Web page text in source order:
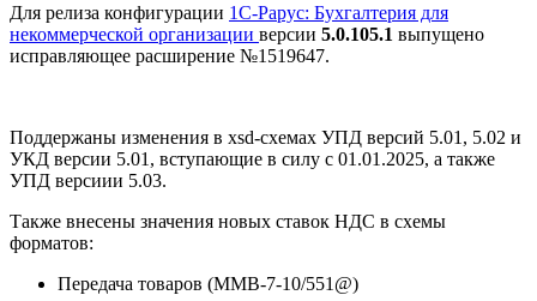
Для релиза конфигурации 1С-Рарус: Бухгалтерия для
некоммерческой организации версии 5.0.105.1 выпущено
исправляющее расширение №1519647.
Поддержаны изменения в xsd-схемах УПД версий 5.01, 5.02 и
УКД версии 5.01, вступающие в силу с 01.01.2025, а также
УПД версиии 5.03.
Также внесены значения новых ставок НДС в схемы
форматов:
Передача товаров (ММВ-7-10/551@)